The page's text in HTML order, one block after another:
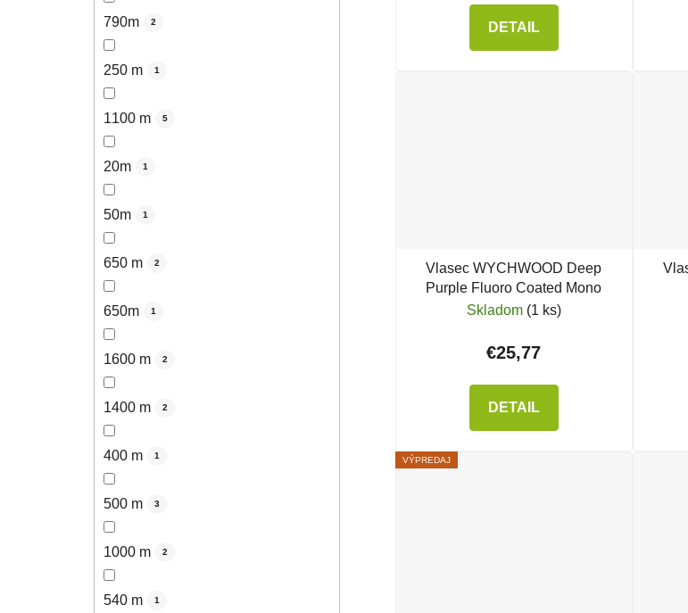
790m 2
250 m 1
1100 m 5
20m 1
50m 1
650 m 2
650m 1
1600 m 2
1400 m 2
400 m 1
500 m 3
1000 m 2
540 m 1
DETAIL
Vlasec WYCHWOOD Deep
Purple Fluoro Coated Mono
Skladom (1 ks)
€25,77
DETAIL
VÝPREDAJ